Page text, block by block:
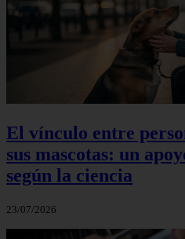
El vínculo entre
sus mascotas: un
según la ciencia
23/07/2026